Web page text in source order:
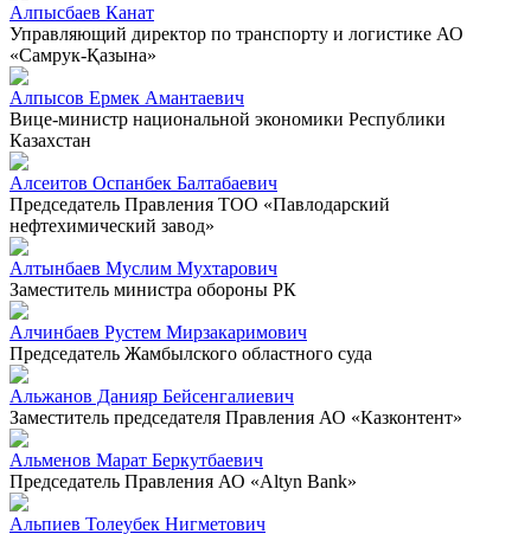
Алпысбаев Канат
Управляющий директор по транспорту и логистике АО
«Самрук-Қазына»
Алпысов Ермек Амантаевич
Вице-министр национальной экономики Республики
Казахстан
Алсеитов Оспанбек Балтабаевич
Председатель Правления ТОО «Павлодарский
нефтехимический завод»
Алтынбаев Муслим Мухтарович
Заместитель министра обороны РК
Алчинбаев Рустем Мирзакаримович
Председатель Жамбылского областного суда
Альжанов Данияр Бейсенгалиевич
Заместитель председателя Правления АО «Казконтент»
Альменов Марат Беркутбаевич
Председатель Правления АО «Altyn Bank»
Альпиев Толеубек Нигметович